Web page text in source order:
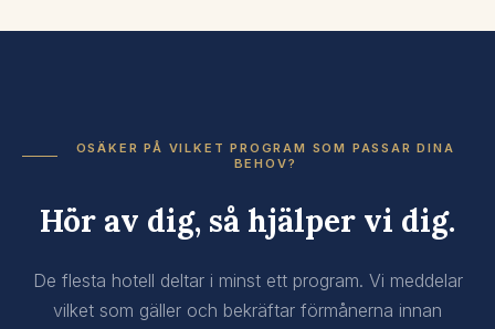
OSÄKER PÅ VILKET PROGRAM SOM PASSAR DINA
BEHOV?
Hör av dig, så hjälper vi dig.
De flesta hotell deltar i minst ett program. Vi meddelar
vilket som gäller och bekräftar förmånerna innan